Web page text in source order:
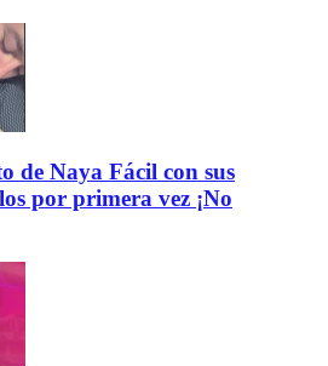
de Naya Fácil con sus
por primera vez ¡No